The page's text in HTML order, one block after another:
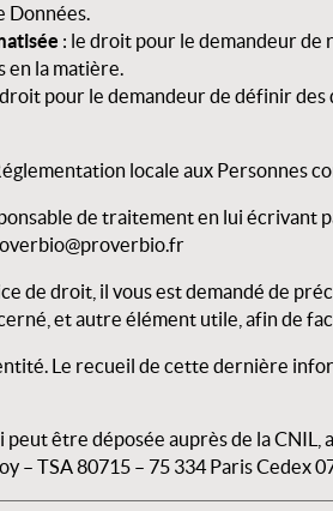
Données.
: le droit pour le demandeur
en la matière.
pour le demandeur de définir
locale aux Personnes
de traitement en lui écrivant
de droit, il vous est demandé de
et autre élément utile, afin de
Le recueil de cette dernière
peut être déposée auprès de la
– TSA 80715 – 75 334 Paris Cedex